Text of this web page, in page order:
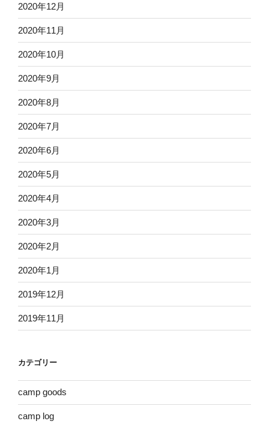
2020年12月
2020年11月
2020年10月
2020年9月
2020年8月
2020年7月
2020年6月
2020年5月
2020年4月
2020年3月
2020年2月
2020年1月
2019年12月
2019年11月
カテゴリー
camp goods
camp log